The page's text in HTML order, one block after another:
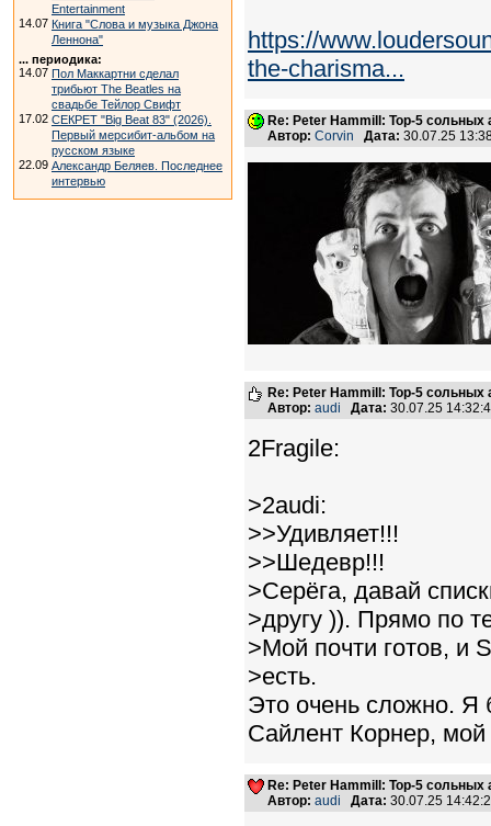
Entertainment
14.07 Книга "Слова и музыка Джона
Леннона"
... периодика:
14.07 Пол Маккартни сделал
трибьют The Beatles на
свадьбе Тейлор Свифт
17.02 СЕКРЕТ "Big Beat 83" (2026).
Первый мерсибит-альбом на
русском языке
22.09 Александр Беляев. Последнее
интервью
https://
the-charisma...
Re: Peter Hammill: Top-5 сольных
Автор: Corvin Дата: 30.07.25
Re: Peter Hammill: Top-5 сольных
Автор: audi Дата: 30.07.25
2Fragile:
>2audi:
>>Удивляет!!!
>>Шедевр!!!
>Серёга, давай
>другу )). Прямо по
>Мой почти готов, и
>есть.
Это очень сложно. Я
Сайлент Корнер,
Re: Peter Hammill: Top-5 сольных
Автор: audi Дата: 30.07.25